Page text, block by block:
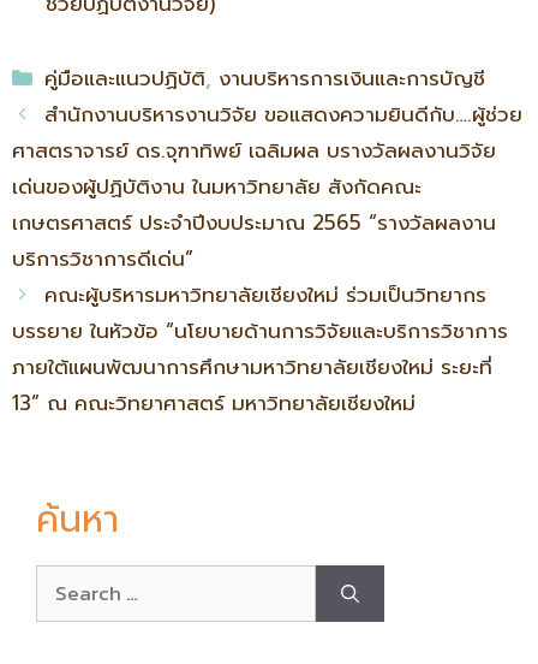
คู่มือและแนวปฏิบัติ, งานบริหารการเงินและการบัญชี
สำนักงานบริหารงานวิจัย ขอแสดงความยินดีกับ….ผู้ช่วย
ศาสตราจารย์ ดร.จุฑาทิพย์ เฉลิมผล บรางวัลผลงานวิจัย
เด่นของผู้ปฏิบัติงาน ในมหาวิทยาลัย สังกัดคณะ
เกษตรศาสตร์ ประจำปีงบประมาณ 2565 “รางวัลผลงาน
บริการวิชาการดีเด่น”
คณะผู้บริหารมหาวิทยาลัยเชียงใหม่ ร่วมเป็นวิทยากร
บรรยาย ในหัวข้อ “นโยบายด้านการวิจัยและบริการวิชาการ
ภายใต้แผนพัฒนาการศึกษามหาวิทยาลัยเชียงใหม่ ระยะที่
13” ณ คณะวิทยาศาสตร์ มหาวิทยาลัยเชียงใหม่
ค้นหา